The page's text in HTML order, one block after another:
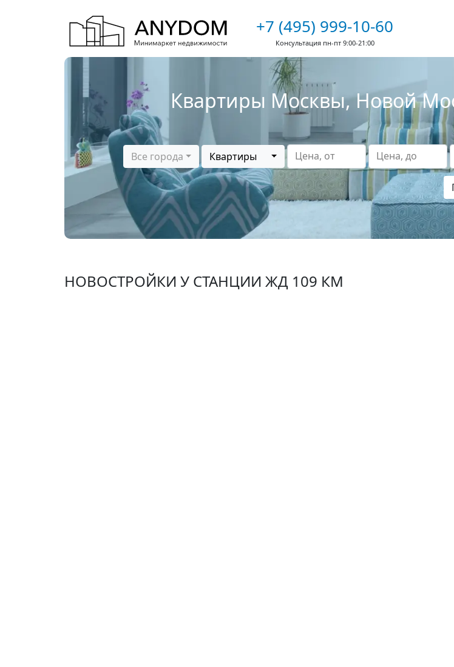
+7 (495) 999-10-60
Консультация пн-пт 9:00-21:00
Квартиры Москвы, Новой
Все города Квартиры Цена, от Цена, до
НОВОСТРОЙКИ У СТАНЦИИ ЖД 109 КМ